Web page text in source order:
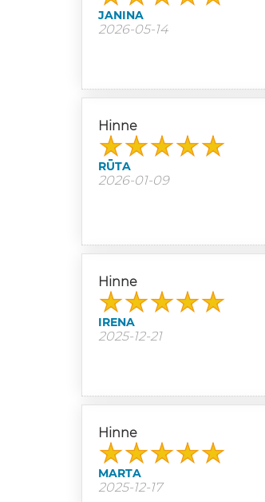
JANINA
2026-05-14
Hinne
RŪTA
2026-01-09
Hinne
IRENA
2025-12-21
Hinne
MARTA
2025-12-17